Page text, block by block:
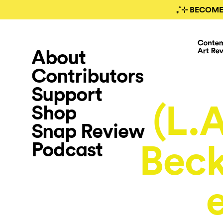
₊˚⊹
About
Contributors
Support
Shop
Snap Review
Podcast